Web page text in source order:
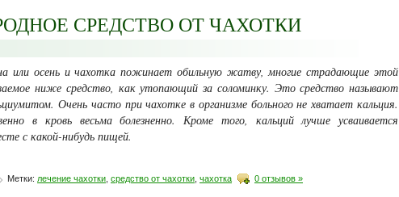
СРЕДСТВО ОТ ЧАХОТКИ
или осень и чахотка пожинает обильную жатву, многие страдающие этой
ниже средство, как утопающий за соломинку. Это средство называют
Очень часто при чахотке в организме больного не хватает кальция.
в кровь весьма болезненно. Кроме того, кальций лучше усваивается
с ка­кой-нибудь пищей.
Метки: лечение чахотки средство от чахотки чахотка 0 отзывов »